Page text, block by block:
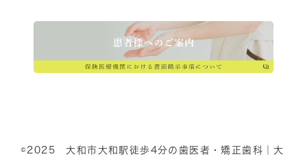
©2025 大和市大和駅徒歩4分の歯医者・矯正歯科｜大